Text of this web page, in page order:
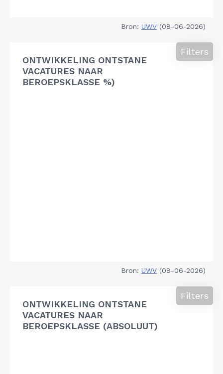
Bron: UWV (08-06-2026)
ONTWIKKELING ONTSTANE
VACATURES NAAR
BEROEPSKLASSE %)
Filters
Bron: UWV (08-06-2026)
ONTWIKKELING ONTSTANE
VACATURES NAAR
BEROEPSKLASSE (ABSOLUUT)
Filters